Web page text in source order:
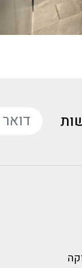
דואר אלקטרוני